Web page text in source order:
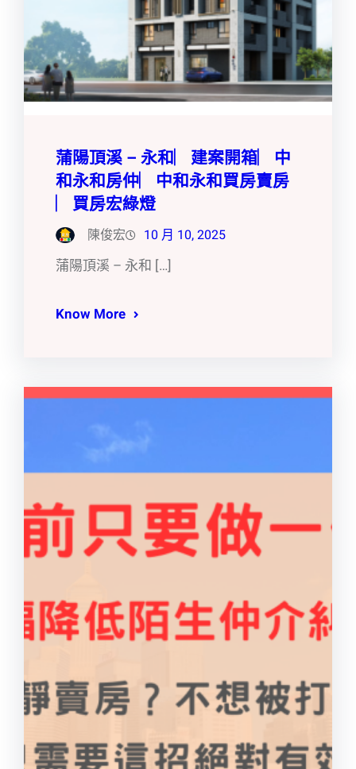
蒲陽頂溪 – 永和︳建案開箱︳中
和永和房仲︳中和永和買房賣房
︳買房宏綠燈
陳俊宏 10 月 10, 2025
蒲陽頂溪 – 永和 […]
Know More